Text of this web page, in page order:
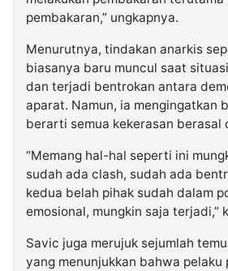
pembakaran,” ungkapnya.
Menurutnya, tindakan anarkis
biasanya baru muncul saat
dan terjadi bentrokan antara
aparat. Namun, ia mengingatkan
berarti semua kekerasan berasal
“Memang hal-hal seperti ini
sudah ada clash, sudah ada
kedua belah pihak sudah dalam
emosional, mungkin saja terjadi,”
Savic juga merujuk sejumlah
yang menunjukkan bahwa pelaku